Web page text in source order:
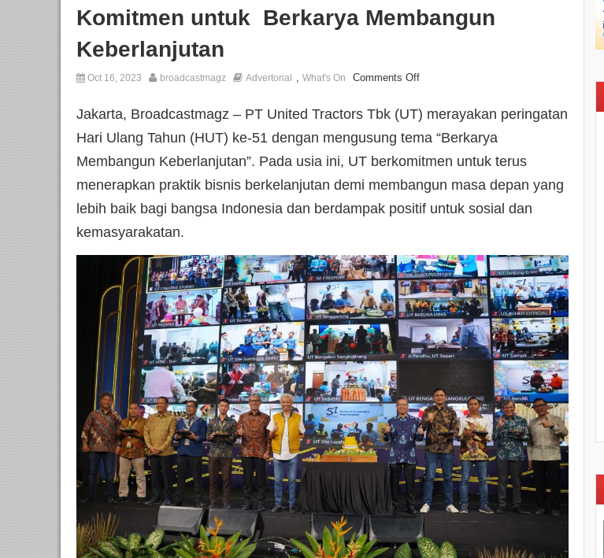
Komitmen untuk Berkarya Membangun
Keberlanjutan
Oct 16, 2023 broadcastmagz Advertorial , What's On Comments Off
Jakarta, Broadcastmagz – PT United Tractors Tbk (UT) merayakan peringatan
Hari Ulang Tahun (HUT) ke-51 dengan mengusung tema “Berkarya
Membangun Keberlanjutan”. Pada usia ini, UT berkomitmen untuk terus
menerapkan praktik bisnis berkelanjutan demi membangun masa depan yang
lebih baik bagi bangsa Indonesia dan berdampak positif untuk sosial dan
kemasyarakatan.